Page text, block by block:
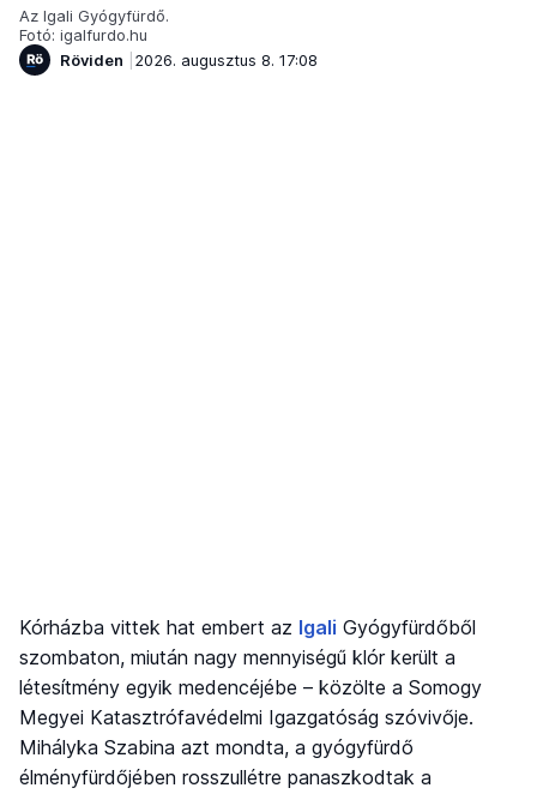
Az Igali Gyógyfürdő.
Fotó: igalfurdo.hu
Röviden
2026. augusztus 8. 17:08
Kórházba vittek hat embert az Igali Gyógyfürdőből
szombaton, miután nagy mennyiségű klór került a
létesítmény egyik medencéjébe – közölte a Somogy
Megyei Katasztrófavédelmi Igazgatóság szóvivője.
Mihályka Szabina azt mondta, a gyógyfürdő
élményfürdőjében rosszullétre panaszkodtak a